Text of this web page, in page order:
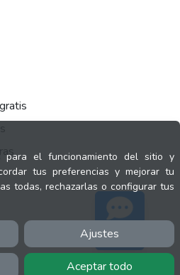
para el funcionamiento del sitio y
tus preferencias y mejorar tu
todas, rechazarlas o configurar tus
Ajustes
Aceptar todo
Soporte